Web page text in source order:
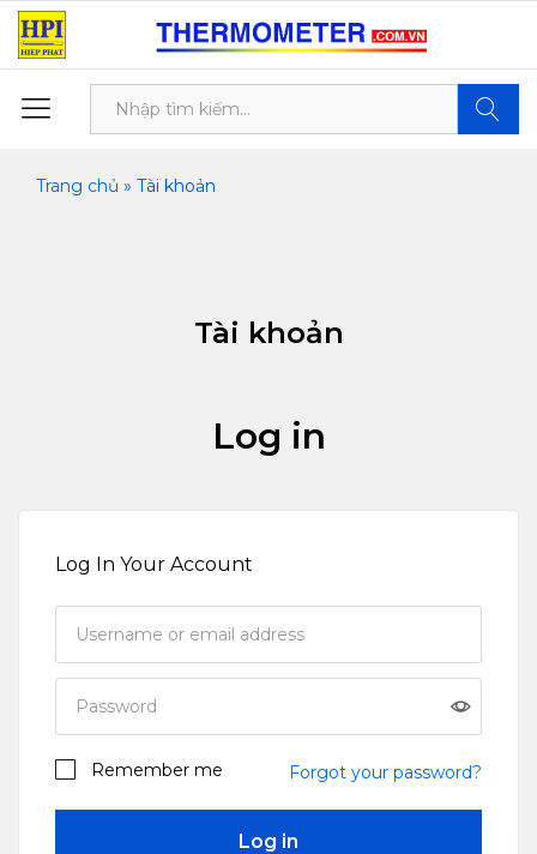
Trang chủ » Tài khoản
Tài khoản
Log in
Log In Your Account
Remember me Forgot your password?
Log in